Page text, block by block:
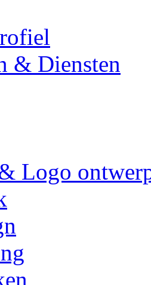
& Diensten
Logo